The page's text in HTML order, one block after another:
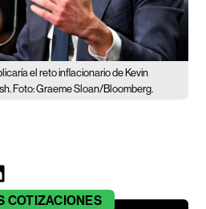
el reto inflacionario de Kevin
Foto: Graeme Sloan/Bloomberg.
COTIZACIONES